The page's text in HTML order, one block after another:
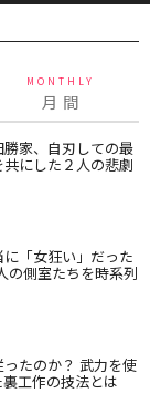
MONTHLY
月 間
勝家、自刃しての最
にした２人の悲劇
に「女狂い」だった
の側室たちを時系列
たのか？ 武力を使
工作の技法とは